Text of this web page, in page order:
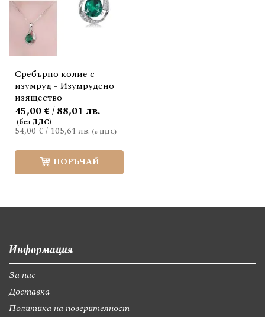
Сребърно колие с
изумруд - Изумрудено
изящество
54,00 €/ 105,61 лв.
45,00 € / 88,01 лв.
ПОРЪЧАЙ
Информация
За нас
Доставка
Политика на поверителност